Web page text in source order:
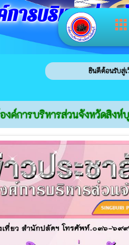
apps
การบริหารส่วน
ยินดีต้อนรับสู่เว็บไซต์ขอ
งค์การบริหารส่วนจังหวัดสิงห์